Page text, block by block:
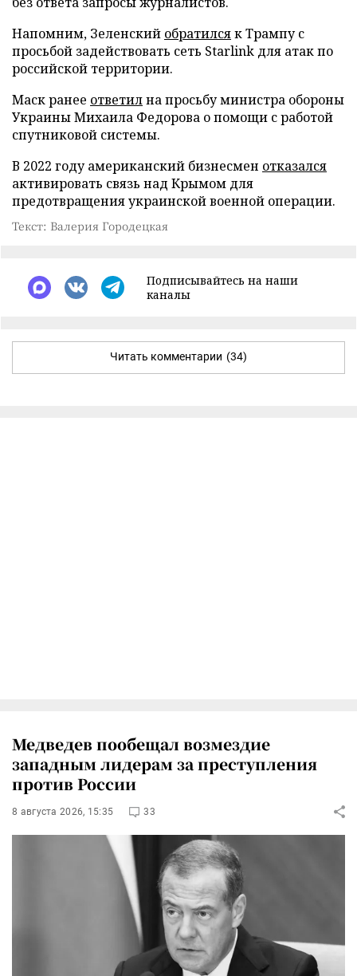
Напомним, Зеленский обратилсяк Трампу с
просьбой задействовать сеть Starlink для атак по
российской территории.
Маск ранее ответилна просьбу министра обороны
Украины Михаила Федорова о помощи с работой
спутниковой системы.
В 2022 году американский бизнесмен отказался
активировать связь над Крымом для
предотвращения украинской военной операции.
Текст: Валерия Городецкая
Подписывайтесь на наши
каналы
Читать комментарии (34)
Медведев пообещал возмездие
западным лидерам за преступления
против России
8 августа 2026, 15:35 33